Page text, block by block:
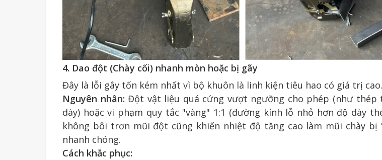
4. Dao đột (Chày cối) nhanh mòn hoặc bị gãy
Đây là lỗi gây tốn kém nhất vì bộ khuôn là linh kiện tiêu hao có giá trị cao.
Nguyên nhân: Đột vật liệu quá cứng vượt ngưỡng cho phép (như thép
dày) hoặc vi phạm quy tắc "vàng" 1:1 (đường kính lỗ nhỏ hơn độ dày
không bôi trơn mũi đột cũng khiến nhiệt độ tăng cao làm mũi chày bị
nhanh chóng.
Cách khắc phục: